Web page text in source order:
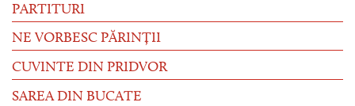
PARTITURI
NE VORBESC PĂRINȚII
CUVINTE DIN PRIDVOR
SAREA DIN BUCATE